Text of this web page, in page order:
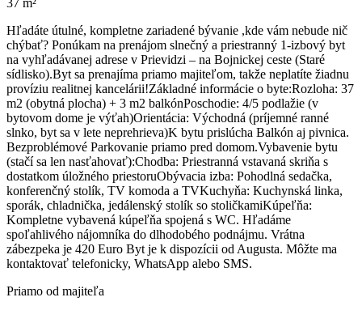
37 m²
Hľadáte útulné, kompletne zariadené bývanie ,kde vám nebude nič
chýbať? Ponúkam na prenájom slnečný a priestranný 1-izbový byt
na vyhľadávanej adrese v Prievidzi – na Bojnickej ceste (Staré
sídlisko). ​Byt sa prenajíma priamo majiteľom, takže neplatíte žiadnu
províziu realitnej kancelárii! ​ Základné informácie o byte: ​ Rozloha: 37
m2 (obytná plocha) + 3 m2 balkón ​Poschodie: 4/5 podlažie (v
bytovom dome je výťah) ​Orientácia: Východná (príjemné ranné
slnko, byt sa v lete neprehrieva) ​K bytu prislúcha Balkón aj pivnica.
Bezproblémové Parkovanie priamo pred domom. ​ Vybavenie bytu
(stačí sa len nasťahovať): ​ Chodba: Priestranná vstavaná skriňa s
dostatkom úložného priestoru ​ Obývacia izba: Pohodlná sedačka,
konferenčný stolík, TV komoda a TV ​ Kuchyňa: Kuchynská linka,
sporák, chladnička, jedálenský stolík so stoličkami ​ Kúpeľňa:
Kompletne vybavená kúpeľňa spojená s WC. Hľadáme
spoľahlivého nájomníka do dlhodobého podnájmu. Vrátna
zábezpeka je 420 Euro Byt je k dispozícii od Augusta. Môžte ma
kontaktovať telefonicky, WhatsApp alebo SMS.
Priamo od majiteľa